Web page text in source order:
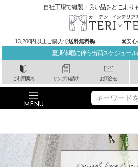
夏期休暇に伴う出荷スケジュー
ご利用案内 サンプル請求 お問合せ
自社工場で縫製・良い品をどこより
13,200円以上ご購入で送料無料 安心